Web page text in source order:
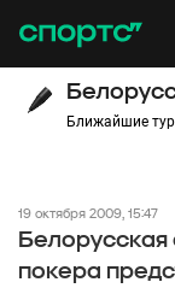
Ближайшие
19 октября 2009, 15:47
покера